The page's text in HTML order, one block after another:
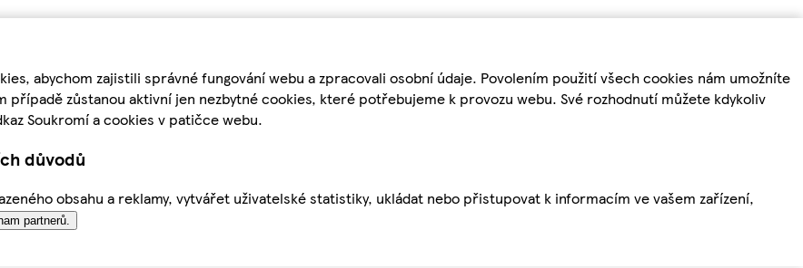
abychom zajistili správné fungování webu a zpracovali osobní údaje. Povolením použití všech cookies nám umožníte
zůstanou aktivní jen nezbytné cookies, které potřebujeme k provozu webu. Své rozhodnutí můžete kdykoliv
Soukromí a cookies v patičce webu.
důvodů
obsahu a reklamy, vytvářet uživatelské statistiky, ukládat nebo přistupovat k informacím ve vašem zařízení,
partnerů.